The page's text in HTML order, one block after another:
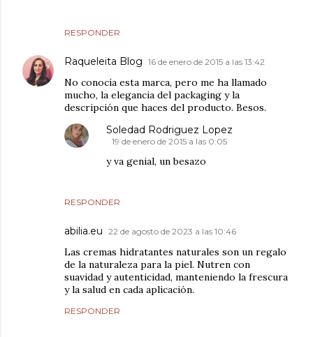
RESPONDER
Raqueleita Blog 16 de enero de 2015 a las 13:42
No conocía esta marca, pero me ha llamado
mucho, la elegancia del packaging y la
descripción que haces del producto. Besos.
RESPONDER
Soledad Rodriguez Lopez
19 de enero de 2015 a las 0:05
y va genial, un besazo
abilia.eu 22 de agosto de 2023 a las 10:46
Las cremas hidratantes naturales son un regalo
de la naturaleza para la piel. Nutren con
suavidad y autenticidad, manteniendo la frescura
y la salud en cada aplicación.
RESPONDER